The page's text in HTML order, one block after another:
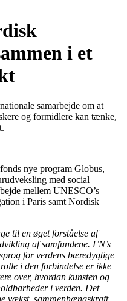
i et
samarbejde om at
og formidlere kan tænke,
nye program Globus,
med social
mellem UNESCO’s
i Paris samt Nordisk
til en øget forståelse af
af samfundene. FN’s
for verdens bæredygtige
i den forbindelse er ikke
over, hvordan kunsten og
i verden. Det
vækst, sammenhængskraft,